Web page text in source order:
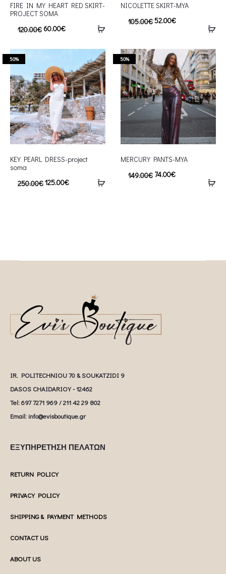
FIRE IN MY HEART RED SKIRT-
PROJECT SOMA
120.00€ 60.00€
NICOLETTE SKIRT-MYA
105.00€52.00€
50%
KEY PEARL DRESS-project
soma
250.00€125.00€
50%
MERCURY PANTS-MYA
149.00€ 74.00€
IR. POLITECHNIOU 70 & SOUKATZIDI 9
DASOS CHAIDARIOY - 12462
Tel: 697 7271 969 / 211 42 29 802
Email: info@evisboutique.gr
ΕΞΥΠΗΡΕΤΗΣΗ ΠΕΛΑΤΩΝ
RETURN POLICY
PRIVACY POLICY
SHIPPING & PAYMENT METHODS
CONTACT US
ABOUT US